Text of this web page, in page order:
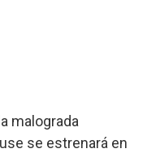
malograda
se estrenará en